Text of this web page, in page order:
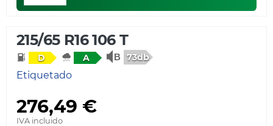
215/65 R16 106 T
D A 73db
Etiquetado
276,49 €
IVA incluido